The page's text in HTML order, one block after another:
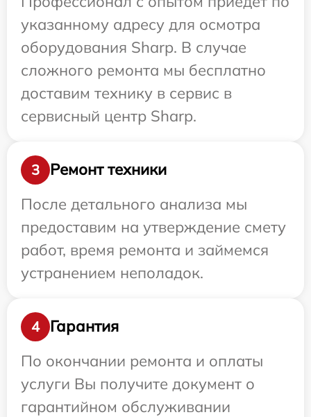
указанному адресу для осмотра
оборудования Sharp. В случае
сложного ремонта мы бесплатно
доставим технику в сервис в
сервисный центр Sharp.
3
Ремонт техники
После детального анализа мы
предоставим на утверждение смету
работ, время ремонта и займемся
устранением неполадок.
4
Гарантия
По окончании ремонта и оплаты
услуги Вы получите документ о
гарантийном обслуживании